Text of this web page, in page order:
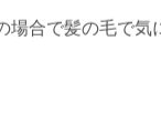
場合で髪の毛で気